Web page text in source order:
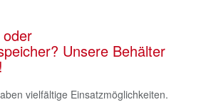
Unsere Behälter
vielfältige Einsatzmöglichkeiten.